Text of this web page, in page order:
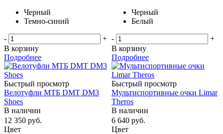
Черный
Темно-синий
-
+
В корзину
Подробнее
Черный
Белый
-
+
В корзину
Подробнее
Быстрый просмотр
Велотуфли МТБ DMT DM3
Shoes
В наличии
12 350 руб.
Цвет
Быстрый просмотр
Мультиспортивные очки Limar
Theros
В наличии
6 640 руб.
Цвет